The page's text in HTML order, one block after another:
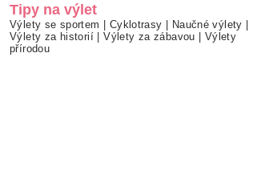
Tipy na výlet
Výlety se sportem | Cyklotrasy | Naučné výlety |
Výlety za historií |Výlety za zábavou | Výlety
přírodou